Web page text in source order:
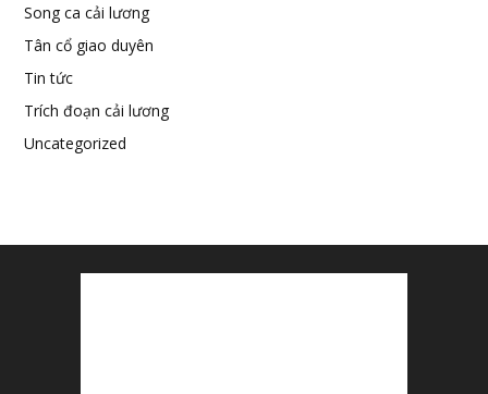
Song ca cải lương
Tân cổ giao duyên
Tin tức
Trích đoạn cải lương
Uncategorized